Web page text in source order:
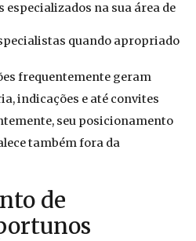
na sua área de
quando apropriado
frequentemente geram
indicações e até convites
seu posicionamento
também fora da
de